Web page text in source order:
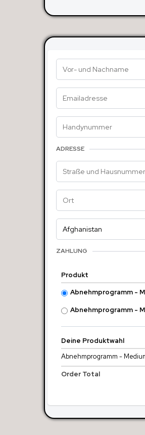
ADRESSE
ZAHLUNG
Produkt
Abnehmprogramm -
Abnehmprogramm -
Deine Produktwahl
Abnehmprogramm -
Order Total